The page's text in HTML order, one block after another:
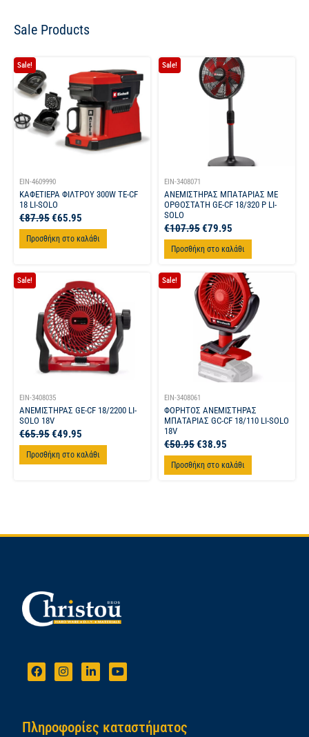
Sale Products
Sale!
EIN-4609990
ΚΑΦΕΤΙΕΡΑ ΦΙΛΤΡΟΥ 300W TE-CF
18 LI-SOLO
€87.95€65.95
Προσθήκη στο καλάθι
Sale!
EIN-3408071
ΑΝΕΜΙΣΤΗΡΑΣ ΜΠΑΤΑΡΙΑΣ ΜΕ
ΟΡΘΟΣΤΑΤΗ GE-CF 18/320 P LI-
SOLO
€107.95€79.95
Προσθήκη στο καλάθι
Sale!
EIN-3408035
ΑΝΕΜΙΣΤΗΡΑΣ GE-CF 18/2200 LI-
SOLO 18V
€65.95€49.95
Προσθήκη στο καλάθι
Sale!
EIN-3408061
ΦΟΡΗΤΟΣ ΑΝΕΜΙΣΤΗΡΑΣ
ΜΠΑΤΑΡΙΑΣ GC-CF 18/110 LI-SOLO
18V
€50.95€38.95
Προσθήκη στο καλάθι
Πληροφορίες καταστήματος